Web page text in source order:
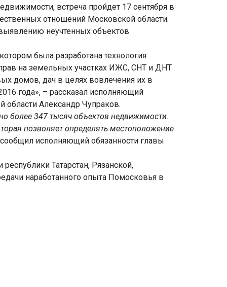
встреча пройдет 17 сентября в
отношений Московской области.
неучтенных объектов
была разработана технология
на земельных участках ИЖС, СНТ и ДНТ
домов, дач в целях вовлечения их в
года», – рассказал исполняющий
области Александр Чупраков.
более 347 тысяч объектов недвижимости.
позволяет определять местоположение
исполняющий обязанности главы
Татарстан, Рязанской,
наработанного опыта Помосковья в